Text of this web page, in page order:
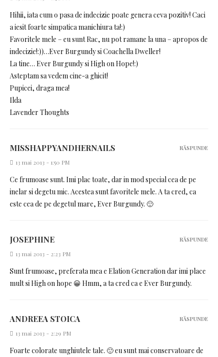
Hihii, iata cum o pasa de indecizie poate genera ceva pozitiv! Caci
a iesit foarte simpatica manichiura ta!:)
Favoritele mele – eu sunt Rac, nu pot ramane la una – apropos de
indecizie!:))…Ever Burgundy si Coachella Dweller!
La tine… Ever Burgundy si High on Hope!:)
Asteptam sa vedem cine-a ghicit!
Pupicei, draga mea!
Ilda
Lavender Thoughts
MISSHAPPYANDHERNAILS
13 mai 2013 - 1:50 PM
Ce frumoase sunt. Imi plac toate, dar in mod special cea de pe
inelar si degetu mic. Acestea sunt favoritele mele. A ta cred, ca
este cea de pe degetul mare, Ever Burgundy. 🙂
RĂSPUNDE
JOSEPHINE
13 mai 2013 - 2:23 PM
Sunt frumoase, preferata mea e Elation Generation dar imi place
mult si High on hope 😀 Hmm, a ta cred ca e Ever Burgundy.
RĂSPUNDE
ANDREEA STOICA
13 mai 2013 - 2:29 PM
Foarte colorate unghiutele tale. 🙂 eu sunt mai conservatoare de
RĂSPUNDE